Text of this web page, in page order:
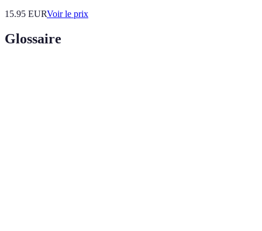
15.95 EURVoir le prix
Glossaire